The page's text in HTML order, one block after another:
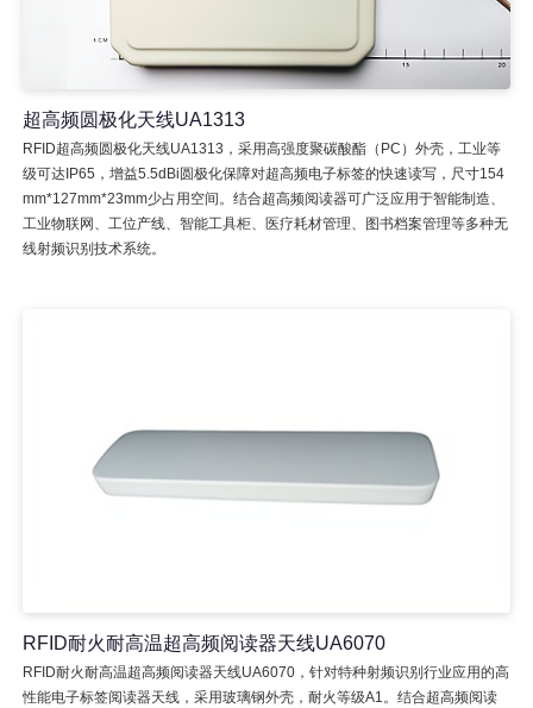
超高频圆极化天线UA1313
RFID超高频圆极化天线UA1313，采用高强度聚碳酸酯（PC）外壳，工业等
级可达IP65，增益5.5dBi圆极化保障对超高频电子标签的快速读写，尺寸154
mm*127mm*23mm少占用空间。结合超高频阅读器可广泛应用于智能制造、
工业物联网、工位产线、智能工具柜、医疗耗材管理、图书档案管理等多种无
线射频识别技术系统。
RFID耐火耐高温超高频阅读器天线UA6070
RFID耐火耐高温超高频阅读器天线UA6070，针对特种射频识别行业应用的高
性能电子标签阅读器天线，采用玻璃钢外壳，耐火等级A1。结合超高频阅读